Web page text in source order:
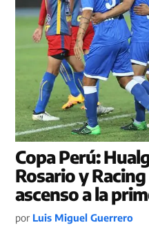
Copa Perú:
Rosario y
ascenso a la
por Luis Miguel Guerrero